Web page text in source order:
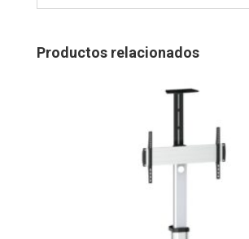
Productos relacionados